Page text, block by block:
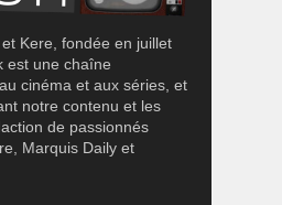
Kere, fondée en juillet
est une chaîne
cinéma et aux séries, et
notre contenu et les
de passionnés
Marquis Daily et